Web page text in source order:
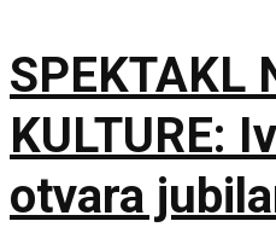
SPEKTAKL
KULTURE:
otvara